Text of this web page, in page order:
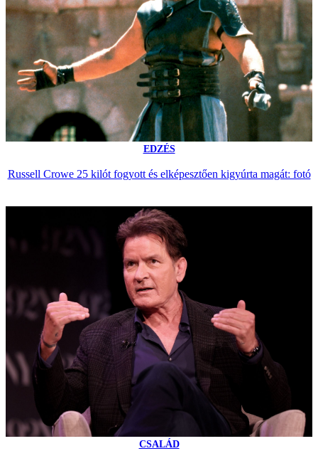
EDZÉS
Russell Crowe 25 kilót fogyott és elképesztően kigyúrta magát: fotó
CSALÁD